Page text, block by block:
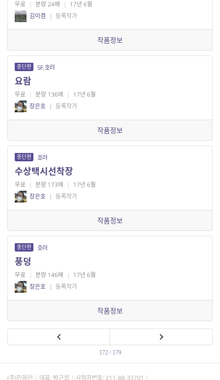
무료 | 분량 24매 | 17년 6월
김이겸
| 등록작가
작품정보
중단편 SF, 호러
요람
무료 | 분량 136매 | 17년 6월
장은호 | 등록작가
작품정보
중단편 호러
수상택시선착장
무료 | 분량 173매 | 17년 6월
장은호 | 등록작가
작품정보
중단편 호러
풍덩
무료 | 분량 146매 | 17년 6월
장은호 | 등록작가
작품정보
172 / 179
(주)민음인 대표: 박근섭 사업자번호: 211-88-33701